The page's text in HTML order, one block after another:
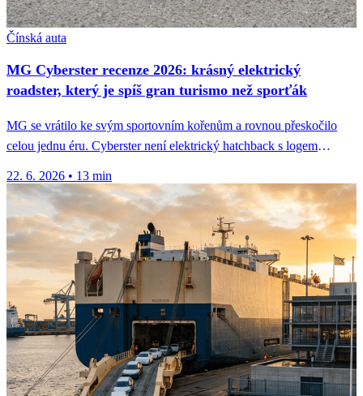
Čínská auta
MG Cyberster recenze 2026: krásný elektrický
roadster, který je spíš gran turismo než sporťák
MG se vrátilo ke svým sportovním kořenům a rovnou přeskočilo
celou jednu éru. Cyberster není elektrický hatchback s logem
22. 6. 2026 • 13 min